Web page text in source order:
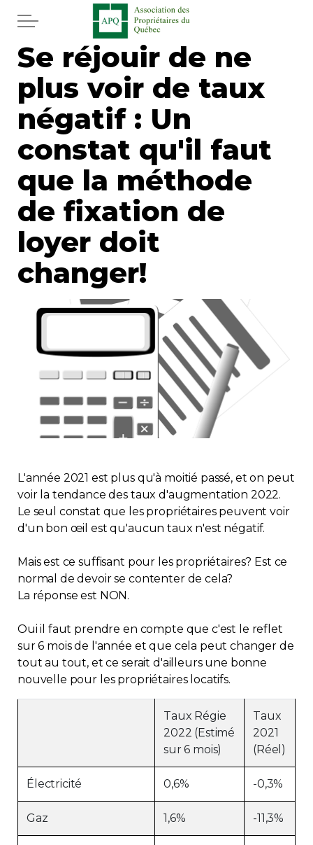
Aller au contenu principal
Accueil
Services
Actualités
Journal
Juridique
Mot de l'éditeur
Réglementation
Copropriété
Rabais APQ
App APQ
Médias
FAQ
Zone Membres
Français
Contact
Adhésion
Se réjouir de ne
plus voir de taux
négatif : Un
constat qu'il faut
que la méthode
de fixation de
loyer doit
changer!
L'année 2021 est plus qu'à moitié passé, et on peut
voir la tendance des taux d'augmentation 2022.
Le seul constat que les propriétaires peuvent voir
d'un bon œil est qu'aucun taux n'est négatif.
Mais est ce suffisant pour les propriétaires? Est ce
normal de devoir se contenter de cela?
La réponse est NON.
Oui il faut prendre en compte que c'est le reflet
sur 6 mois de l'année et que cela peut changer de
tout au tout, et ce serait d'ailleurs une bonne
nouvelle pour les propriétaires locatifs.
Taux Régie
2022 (Estimé
sur 6 mois)
Taux
2021
(Réel)
Électricité 0,6% -0,3%
Gaz 1,6% -11,3%